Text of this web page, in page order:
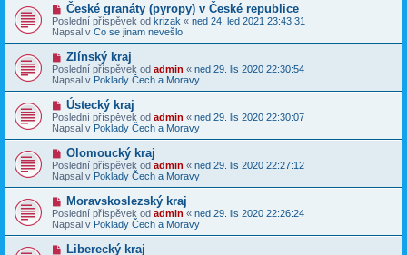
v
e
k
í
s
p
ě
v
e
k
N
o
v
ý
p
í
s
p
ě
v
e
k
České granáty (pyropy) v České republice
Poslední příspěvek od krizak « ned 24. led 2021 23:43:31
Napsal v Co se jinam nevešlo
N
o
v
ý
p
í
s
p
ě
v
e
k
Zlínský kraj
Poslední příspěvek od admin « ned 29. lis 2020 22:30:54
Napsal v Poklady Čech a Moravy
N
o
v
ý
í
s
p
v
e
k
Ústecký kraj
Poslední příspěvek od admin « ned 29. lis 2020 22:30:07
Napsal v Poklady Čech a Moravy
N
o
v
ý
p
í
s
p
Olomoucký kraj
Poslední příspěvek od admin « ned 29. lis 2020 22:27:12
Napsal v Poklady Čech a Moravy
N
o
v
ý
p
Moravskoslezský kraj
Poslední příspěvek od admin « ned 29. lis 2020 22:26:24
Napsal v Poklady Čech a Moravy
NLiberecký kraj